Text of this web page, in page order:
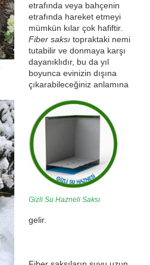
Gizli Su Hazneli Saksı
etrafında veya bahçenin
etrafında hareket etmeyi
mümkün kılar çok hafiftir.
Fiber saksı topraktaki nemi
tutabilir ve donmaya karşı
dayanıklıdır, bu da yıl
boyunca evinizin dışına
çıkarabileceğiniz anlamına
gelir.